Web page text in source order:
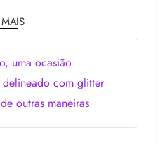
uma ocasião
com glitter
outras maneiras